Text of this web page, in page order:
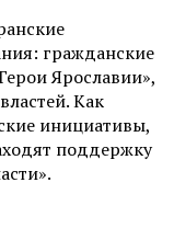
гражданские
Ярославии»,
Как
инициативы,
поддержку